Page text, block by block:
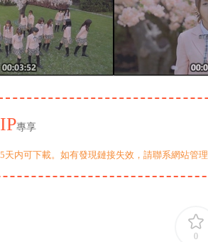
專享
天内可下載。如有發現鏈接失效，請聯系網站管理
0